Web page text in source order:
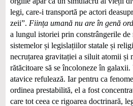
legi, care-i transportă pe actori
zeii”. Ființa umană nu are în genă
a lungul istoriei prin constrângerile de
sistemelor și legislațiilor statale și
necruțarea gravitației a siluit atomii și
rătăcitoare să se încoloneze în
atavice refulează. Iar pentru ca
ordinea prestabilită, el a fost
care tot ceea ce rigoarea doctrinară,